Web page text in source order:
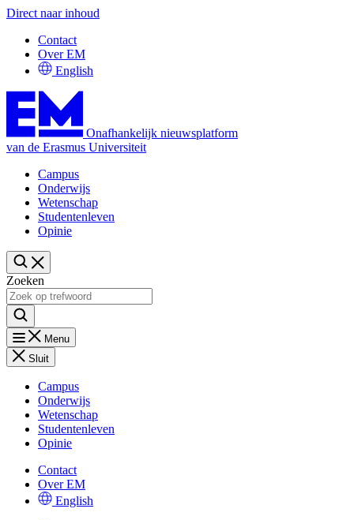
Direct naar inhoud
Contact
Over EM
English
Onafhankelijk nieuwsplatform
van de Erasmus Universiteit
Campus
Onderwijs
Wetenschap
Studentenleven
Opinie
Zoeken
Menu
Sluit
Campus
Onderwijs
Wetenschap
Studentenleven
Opinie
Contact
Over EM
English